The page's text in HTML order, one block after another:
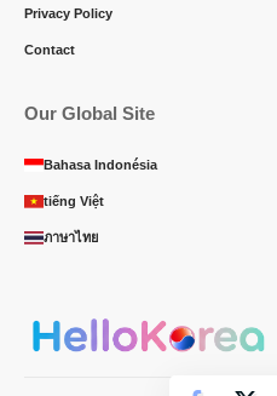
Privacy Policy
Contact
Our Global Site
Bahasa Indonésia
tiếng Việt
ภาษาไทย